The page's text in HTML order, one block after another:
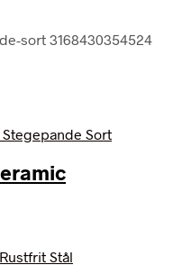
sort 3168430354524